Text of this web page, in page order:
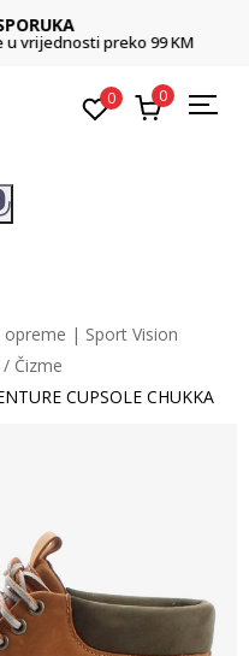
vrijednosti preko 99 KM
0 0
opreme | Sport Vision
Čizme
CUPSOLE CHUKKA